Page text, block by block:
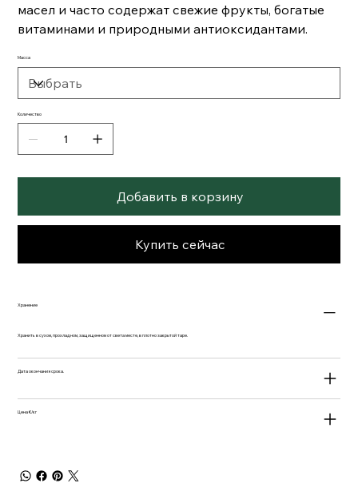
масел и часто содержат свежие фрукты, богатые
витаминами и природными антиоксидантами.
Масса
Количество
Добавить в корзину
Купить сейчас
Xранение
Хранить в сухом, прохладном, защищенном от света месте, в плотно закрытой таре.
Дата окончания срока.
Цена €/кг